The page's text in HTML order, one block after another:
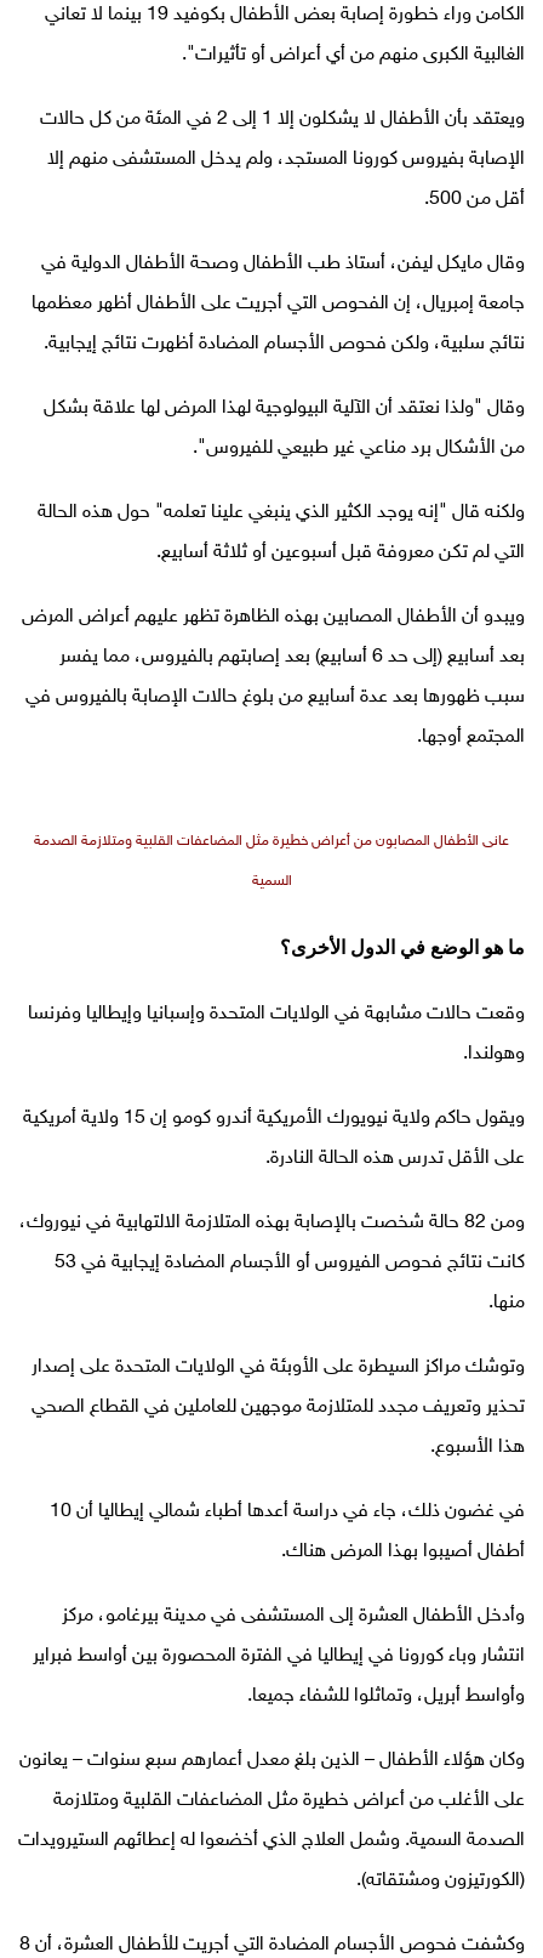
الكامن وراء خطورة إصابة بعض الأطفال بكوفيد 19 بينما لا تعاني
الغالبية الكبرى منهم من أي أعراض أو تأثيرات".
ويعتقد بأن الأطفال لا يشكلون إلا 1 إلى 2 في المئة من كل حالات
الإصابة بفيروس كورونا المستجد، ولم يدخل المستشفى منهم إلا
أقل من 500.
وقال مايكل ليفن، أستاذ طب الأطفال وصحة الأطفال الدولية في
جامعة إمبريال، إن الفحوص التي أجريت على الأطفال أظهر معظمها
نتائج سلبية، ولكن فحوص الأجسام المضادة أظهرت نتائج إيجابية.
وقال "ولذا نعتقد أن الآلية البيولوجية لهذا المرض لها علاقة بشكل
من الأشكال برد مناعي غير طبيعي للفيروس".
ولكنه قال "إنه يوجد الكثير الذي ينبغي علينا تعلمه" حول هذه الحالة
التي لم تكن معروفة قبل أسبوعين أو ثلاثة أسابيع.
ويبدو أن الأطفال المصابين بهذه الظاهرة تظهر عليهم أعراض المرض
بعد أسابيع (إلى حد 6 أسابيع) بعد إصابتهم بالفيروس، مما يفسر
سبب ظهورها بعد عدة أسابيع من بلوغ حالات الإصابة بالفيروس في
المجتمع أوجها.
عانى الأطفال المصابون من أعراض خطيرة مثل المضاعفات القلبية ومتلازمة الصدمة
السمية
ما هو الوضع في الدول الأخرى؟
وقعت حالات مشابهة في الولايات المتحدة وإسبانيا وإيطاليا وفرنسا
وهولندا.
ويقول حاكم ولاية نيويورك الأمريكية أندرو كومو إن 15 ولاية أمريكية
على الأقل تدرس هذه الحالة النادرة.
ومن 82 حالة شخصت بالإصابة بهذه المتلازمة الالتهابية في نيوروك،
كانت نتائج فحوص الفيروس أو الأجسام المضادة إيجابية في 53
منها.
وتوشك مراكز السيطرة على الأوبئة في الولايات المتحدة على إصدار
تحذير وتعريف مجدد للمتلازمة موجهين للعاملين في القطاع الصحي
هذا الأسبوع.
في غضون ذلك، جاء في دراسة أعدها أطباء شمالي إيطاليا أن 10
أطفال أصيبوا بهذا المرض هناك.
وأدخل الأطفال العشرة إلى المستشفى في مدينة بيرغامو، مركز
انتشار وباء كورونا في إيطاليا في الفترة المحصورة بين أواسط فبراير
وأواسط أبريل، وتماثلوا للشفاء جميعا.
وكان هؤلاء الأطفال – الذين بلغ معدل أعمارهم سبع سنوات – يعانون
على الأغلب من أعراض خطيرة مثل المضاعفات القلبية ومتلازمة
الصدمة السمية. وشمل العلاج الذي أخضعوا له إعطائهم الستيرويدات
(الكورتيزون ومشتقاته).
وكشفت فحوص الأجسام المضادة التي أجريت للأطفال العشرة، أن 8